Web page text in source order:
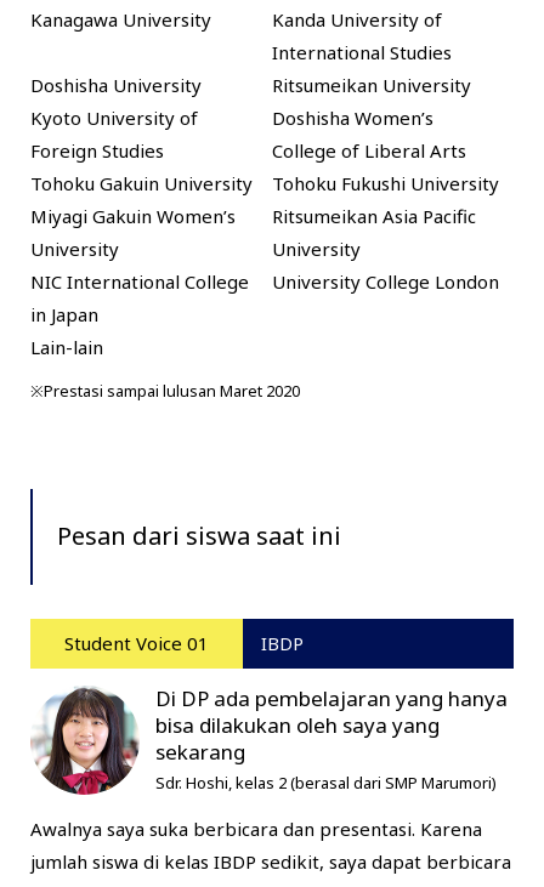
Kanagawa University
Kanda University of
International Studies
Doshisha University
Ritsumeikan University
Kyoto University of
Foreign Studies
Doshisha Women’s
College of Liberal Arts
Tohoku Gakuin University
Tohoku Fukushi University
Miyagi Gakuin Women’s
University
Ritsumeikan Asia Pacific
University
NIC International College
in Japan
University College London
Lain-lain
※Prestasi sampai lulusan Maret 2020
Pesan dari siswa saat ini
Student Voice 01 IBDP
Di DP ada pembelajaran yang hanya
bisa dilakukan oleh saya yang
sekarang
Sdr. Hoshi, kelas 2 (berasal dari SMP Marumori)
Awalnya saya suka berbicara dan presentasi. Karena
jumlah siswa di kelas IBDP sedikit, saya dapat berbicara